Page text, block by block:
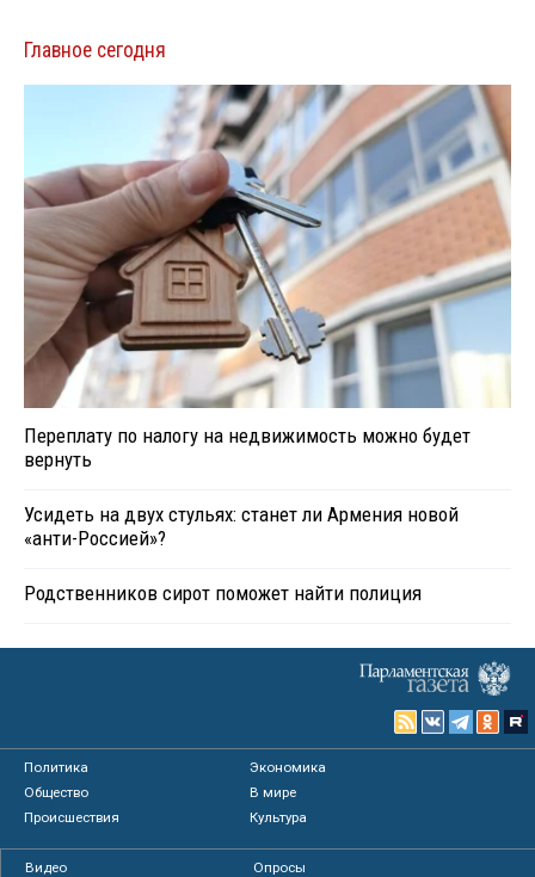
Главное сегодня
Переплату по налогу на недвижимость можно будет
вернуть
Усидеть на двух стульях: станет ли Армения новой
«анти-Россией»?
Родственников сирот поможет найти полиция
Политика
Экономика
Общество
В мире
Происшествия
Культура
Видео
Опросы